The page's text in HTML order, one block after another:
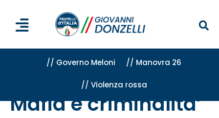
// Governo Meloni // Manovra 26
// Violenza rossa
Mafia e criminalita'
Mafia e criminalita’